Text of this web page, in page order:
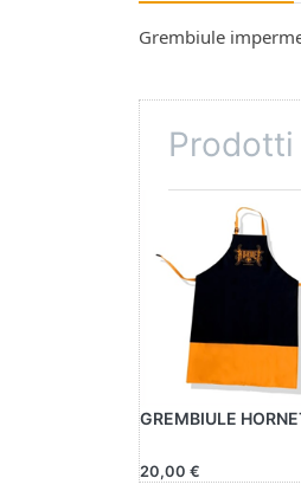
Grembiule
GREMBIULE
20,00 €